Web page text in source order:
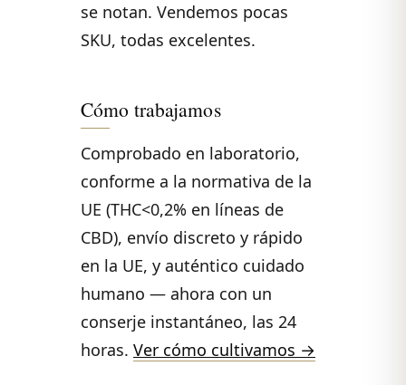
se notan. Vendemos pocas
SKU, todas excelentes.
Cómo trabajamos
Comprobado en laboratorio,
conforme a la normativa de la
UE (THC<0,2% en líneas de
CBD), envío discreto y rápido
en la UE, y auténtico cuidado
humano — ahora con un
conserje instantáneo, las 24
horas. Ver cómo cultivamos →